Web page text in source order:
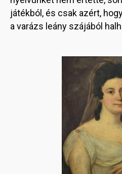
játékból, és csak azért,
a varázs leány szájából